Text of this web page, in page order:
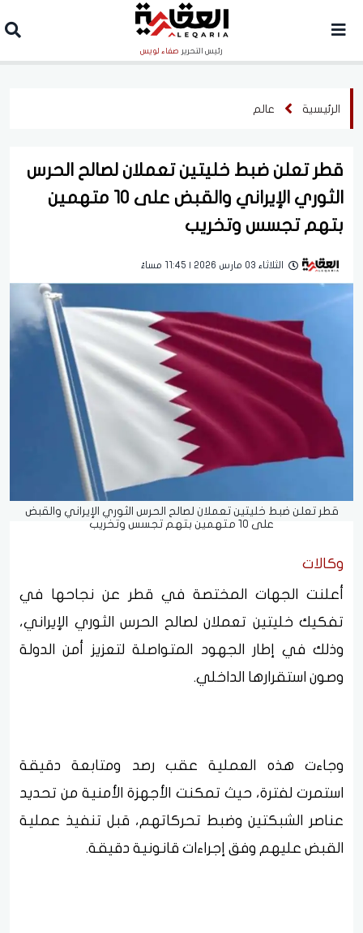
رئيس التحرير صفاء لويس
الرئيسية عالم
قطر تعلن ضبط خليتين تعملان لصالح الحرس
الثوري الإيراني والقبض على 10 متهمين
بتهم تجسس وتخريب
الثلاثاء 03 مارس 2026 | 11:45 مساءً
قطر تعلن ضبط خليتين تعملان لصالح الحرس الثوري الإيراني والقبض
على 10 متهمين بتهم تجسس وتخريب
وكالات
أعلنت الجهات المختصة في قطر عن نجاحها في
تفكيك خليتين تعملان لصالح الحرس الثوري الإيراني،
وذلك في إطار الجهود المتواصلة لتعزيز أمن الدولة
وصون استقرارها الداخلي.
وجاءت هذه العملية عقب رصد ومتابعة دقيقة
استمرت لفترة، حيث تمكنت الأجهزة الأمنية من تحديد
عناصر الشبكتين وضبط تحركاتهم، قبل تنفيذ عملية
القبض عليهم وفق إجراءات قانونية دقيقة.